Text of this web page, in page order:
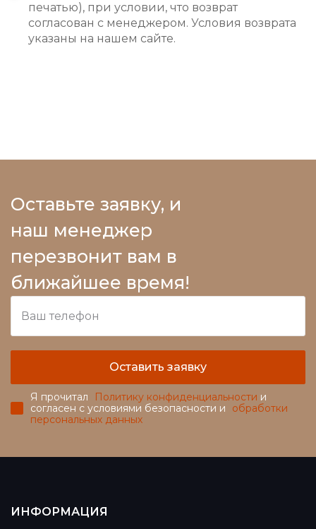
печатью), при условии, что возврат
согласован с менеджером. Условия возврата
указаны на нашем сайте.
Оставьте заявку, и
наш менеджер
перезвонит вам в
ближайшее время!
Оставить заявку
Я прочитал Политику конфиденциальности и
согласен с условиями безопасности и
обработки
персональных данных
ИНФОРМАЦИЯ